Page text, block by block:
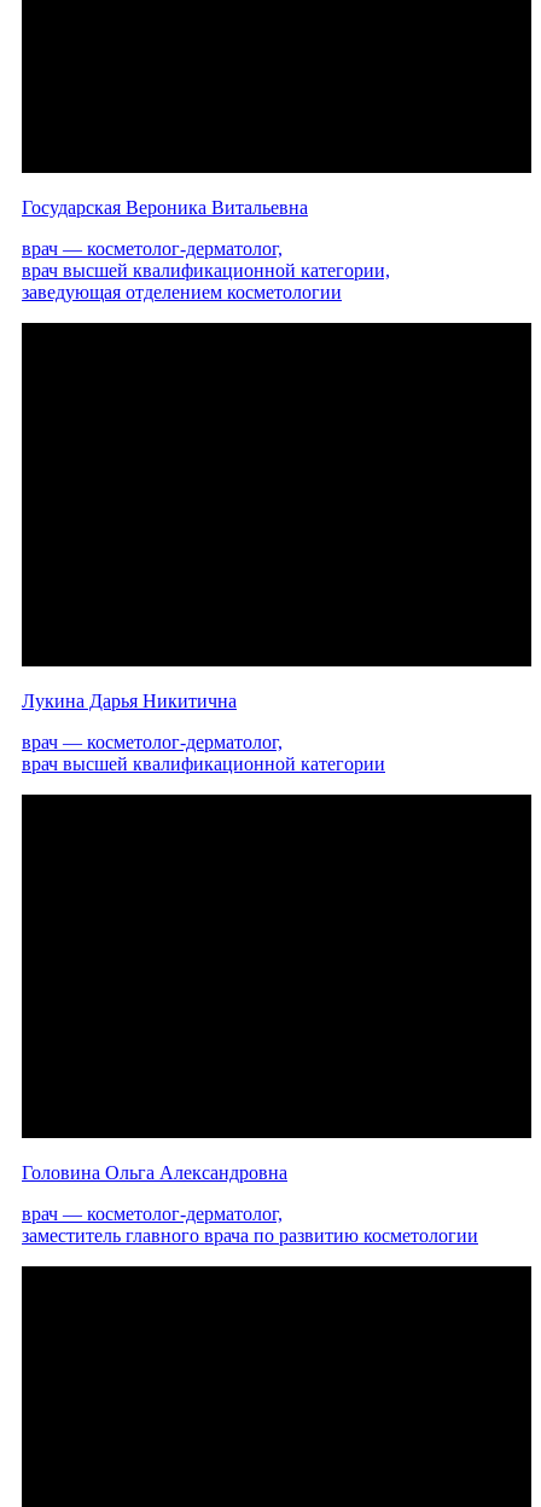
Государская Вероника Витальевна
врач — косметолог-дерматолог,
врач высшей квалификационной категории,
заведующая отделением косметологии
Лукина Дарья Никитична
врач — косметолог-дерматолог,
врач высшей квалификационной категории
Головина Ольга Александровна
врач — косметолог-дерматолог,
заместитель главного врача по развитию косметологии